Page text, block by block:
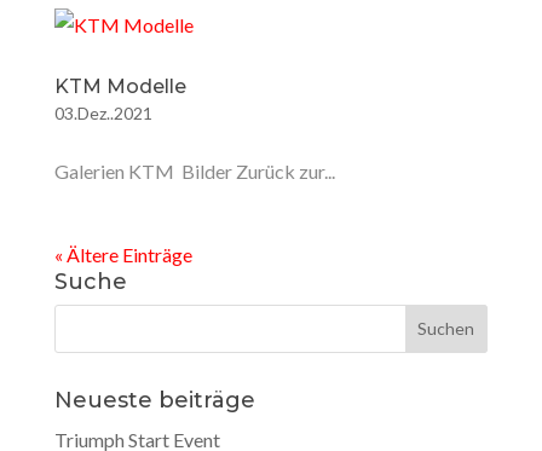
KTM Modelle
03.Dez..2021
Galerien KTM Bilder Zurück zur...
« Ältere Einträge
Suche
Neueste beiträge
Triumph Start Event